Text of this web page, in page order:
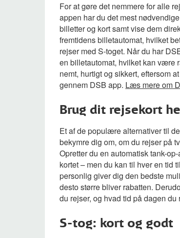
For at gøre det nemmere for alle
appen har du det mest
billetter og kort samt vise dem
fremtidens billetautomat, hvilket
rejser med S-toget. Når du har
en billetautomat, hvilket kan være
nemt, hurtigt og sikkert, eftersom
gennem DSB app. Læs mere om
Brug dit rejsekort
Et af de populære alternativer til
bekymre dig om, om du rejser på
Opretter du en automatisk tank-
kortet – men du kan til hver en tid
personlig giver dig den bedste
desto større bliver rabatten.
du rejser, og hvad tid på dagen
S-tog: kort og godt